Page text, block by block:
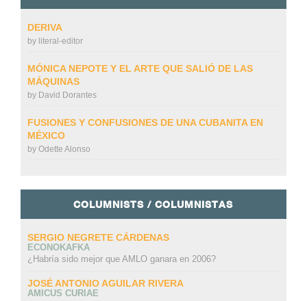
DERIVA
by literal-editor
MÓNICA NEPOTE Y EL ARTE QUE SALIÓ DE LAS
MÁQUINAS
by David Dorantes
FUSIONES Y CONFUSIONES DE UNA CUBANITA EN
MÉXICO
by Odette Alonso
COLUMNISTS / COLUMNISTAS
SERGIO NEGRETE CÁRDENAS
ECONOKAFKA
¿Habría sido mejor que AMLO ganara en 2006?
JOSÉ ANTONIO AGUILAR RIVERA
AMICUS CURIAE